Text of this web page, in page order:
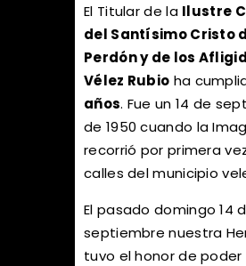
El Titular de la Ilustre
del Santísimo Cristo
Perdón y de los
Vélez Rubio ha
años. Fue un 14 de
de 1950 cuando la
recorrió por primera
calles del municipio
El pasado domingo 14
septiembre nuestra
tuvo el honor de poder